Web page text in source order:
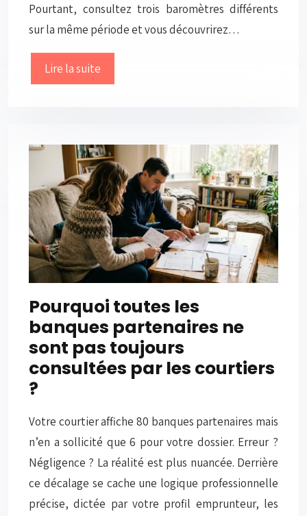
Pourtant, consultez trois baromètres différents
sur la même période et vous découvrirez…
Lire la suite
Pourquoi toutes les
banques partenaires ne
sont pas toujours
consultées par les courtiers
?
Votre courtier affiche 80 banques partenaires mais
n’en a sollicité que 6 pour votre dossier. Erreur ?
Négligence ? La réalité est plus nuancée. Derrière
ce décalage se cache une logique professionnelle
précise, dictée par votre profil emprunteur, les